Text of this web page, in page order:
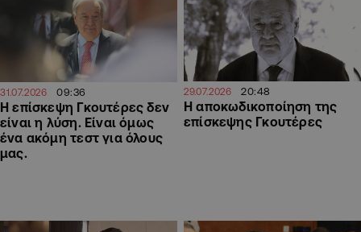
31.07.2026 09:36
Η επίσκεψη Γκουτέρες δεν
είναι η λύση. Είναι όμως
ένα ακόμη τεστ για όλους
μας.
29.07.2026 20:48
Η αποκωδικοποίηση της
επίσκεψης Γκουτέρες